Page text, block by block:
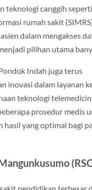
teknologi canggih
rumah sakit
dalam mengakses
pilihan utama
Indah juga terus
inovasi dalam layanan
teknologi
prosedur medis
hasil yang optimal bagi